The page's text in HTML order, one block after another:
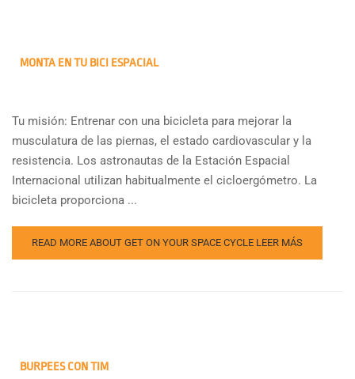
MONTA EN TU BICI ESPACIAL
Tu misión: Entrenar con una bicicleta para mejorar la
musculatura de las piernas, el estado cardiovascular y la
resistencia. Los astronautas de la Estación Espacial
Internacional utilizan habitualmente el cicloergómetro. La
bicicleta proporciona ...
READ MORE ABOUT GET ON YOUR SPACE CYCLE LEER MÁS
BURPEES CON TIM